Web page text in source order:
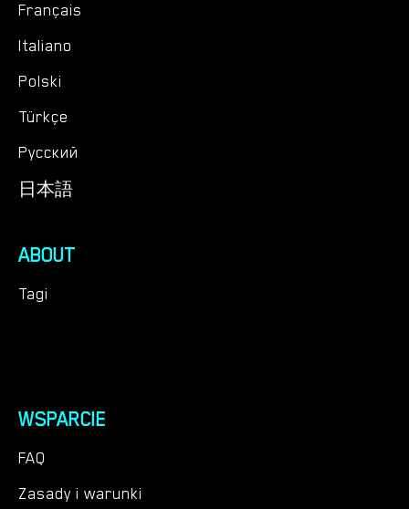
Français
Italiano
Polski
Türkçe
Русский
日本語
ABOUT
Tagi
WSPARCIE
FAQ
Zasady i warunki